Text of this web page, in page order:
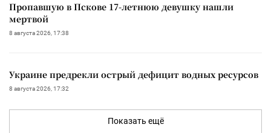
Пропавшую в Пскове 17-летнюю девушку нашли
мертвой
8 августа 2026, 17:38
Украине предрекли острый дефицит водных ресурсов
8 августа 2026, 17:32
Показать ещё